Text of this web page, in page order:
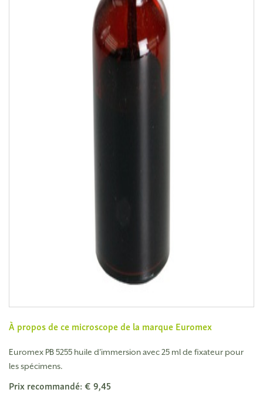
À propos de ce microscope de la marqueEuromex
Euromex PB 5255 huile d'immersion avec 25 ml de fixateur pour
les spécimens.
Prix recommandé: € 9,45